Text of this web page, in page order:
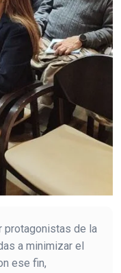
protagonistas de la
a minimizar el
ese fin,